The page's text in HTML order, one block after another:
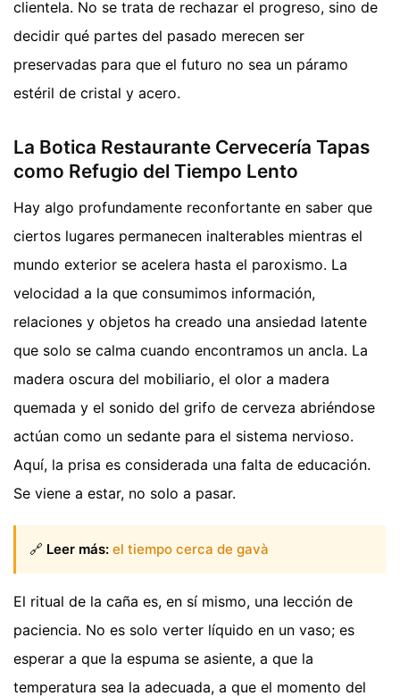
clientela. No se trata de rechazar el progreso, sino de
decidir qué partes del pasado merecen ser
preservadas para que el futuro no sea un páramo
estéril de cristal y acero.
La Botica Restaurante Cervecería Tapas
como Refugio del Tiempo Lento
Hay algo profundamente reconfortante en saber que
ciertos lugares permanecen inalterables mientras el
mundo exterior se acelera hasta el paroxismo. La
velocidad a la que consumimos información,
relaciones y objetos ha creado una ansiedad latente
que solo se calma cuando encontramos un ancla. La
madera oscura del mobiliario, el olor a madera
quemada y el sonido del grifo de cerveza abriéndose
actúan como un sedante para el sistema nervioso.
Aquí, la prisa es considerada una falta de educación.
Se viene a estar, no solo a pasar.
🔗 Leer más: el tiempo cerca de gavà
El ritual de la caña es, en sí mismo, una lección de
paciencia. No es solo verter líquido en un vaso; es
esperar a que la espuma se asiente, a que la
temperatura sea la adecuada, a que el momento del